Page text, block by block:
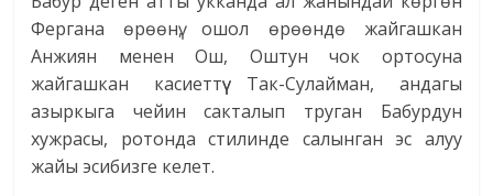
Фергана өрөөнү, ошол өрөөндө жайгашкан
Анжиян менен Ош, Оштун чок ортосуна
жайгашкан касиеттүү Так-Сулайман, андагы
азыркыга чейин сакталып труган Бабурдун
хужрасы, ротонда стилинде салынган эс алуу
жайы эсибизге келет.